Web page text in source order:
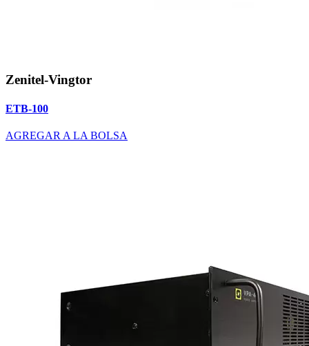
Zenitel-Vingtor
ETB-100
AGREGAR A LA BOLSA